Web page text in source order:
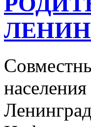
населения